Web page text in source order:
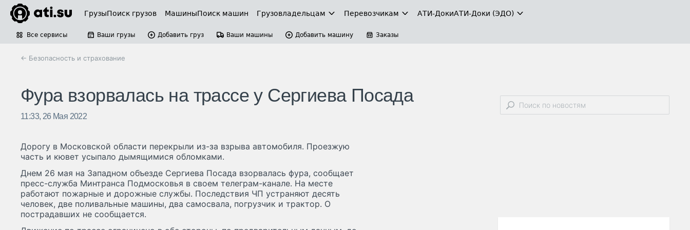
ГрузыПоиск грузов МашиныПоиск машин Грузовладельцам Перевозчикам АТИ-ДокиАТИ-Доки (ЭДО)
Все сервисы Ваши грузы Добавить груз Ваши машины Добавить машину Заказы
← Безопасность и страхование
Фура взорвалась на трассе у Сергиева Посада
11:33, 26 Мая 2022
Дорогу в Московской области перекрыли из-за взрыва автомобиля. Проезжую
часть и кювет усыпало дымящимися обломками.
Днем 26 мая на Западном объезде Сергиева Посада взорвалась фура, сообщает
пресс-служба Минтранса Подмосковья в своем телеграм-канале. На месте
работают пожарные и дорожные службы. Последствия ЧП устраняют десять
человек, две поливальные машины, два самосвала, погрузчик и трактор. О
пострадавших не сообщается.